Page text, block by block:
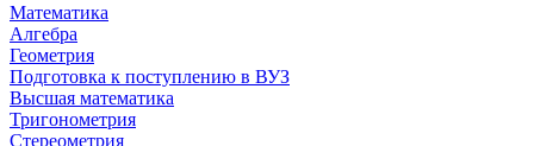
Математика
Алгебра
Геометрия
Подготовка к поступлению в ВУЗ
Высшая математика
Тригонометрия
Стереометрия